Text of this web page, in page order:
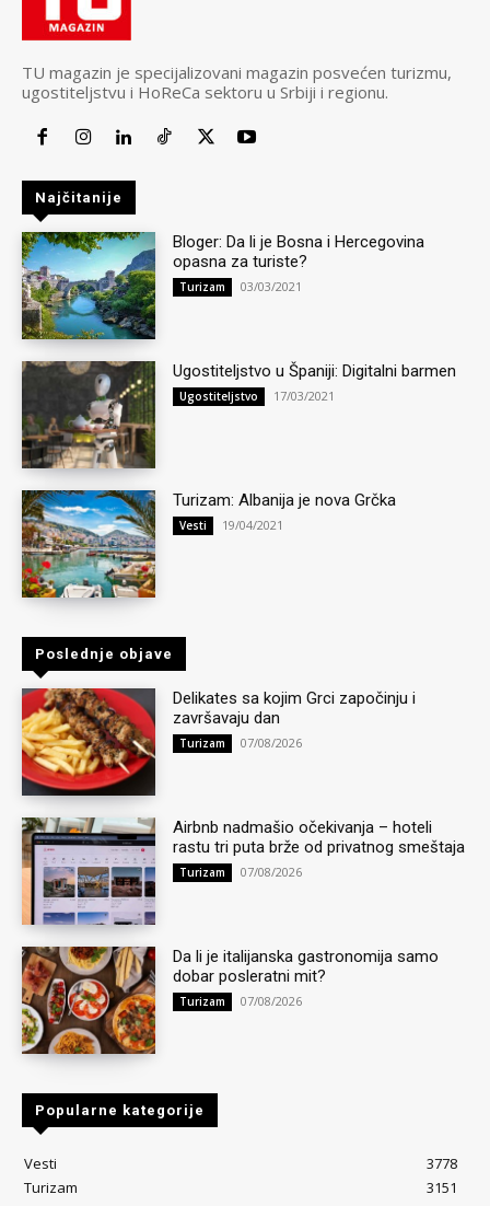
TU magazin je specijalizovani magazin posvećen turizmu,
ugostiteljstvu i HoReCa sektoru u Srbiji i regionu.
Najčitanije
Bloger: Da li je Bosna i Hercegovina
opasna za turiste?
Turizam 03/03/2021
Ugostiteljstvo u Španiji: Digitalni barmen
Ugostiteljstvo 17/03/2021
Turizam: Albanija je nova Grčka
Vesti 19/04/2021
Poslednje objave
Delikates sa kojim Grci započinju i
završavaju dan
Turizam 07/08/2026
Airbnb nadmašio očekivanja – hoteli
rastu tri puta brže od privatnog smeštaja
Turizam 07/08/2026
Da li je italijanska gastronomija samo
dobar posleratni mit?
Turizam 07/08/2026
Popularne kategorije
Vesti
3778
Turizam
3151